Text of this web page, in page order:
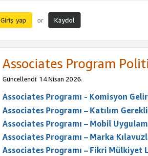
Giriş yap or Kaydol
Associates Program
Güncellendi: 14 Nisan 2026.
Associates Programı - Komisyon
Associates Programı – Katılım
Associates Programı – Mobil
Associates Programı – Marka
Associates Programı – Fikri Mülkiyet